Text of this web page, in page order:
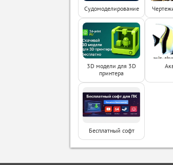
Судомоделирование
3D модели для 3D
принтера
Бесплатный софт